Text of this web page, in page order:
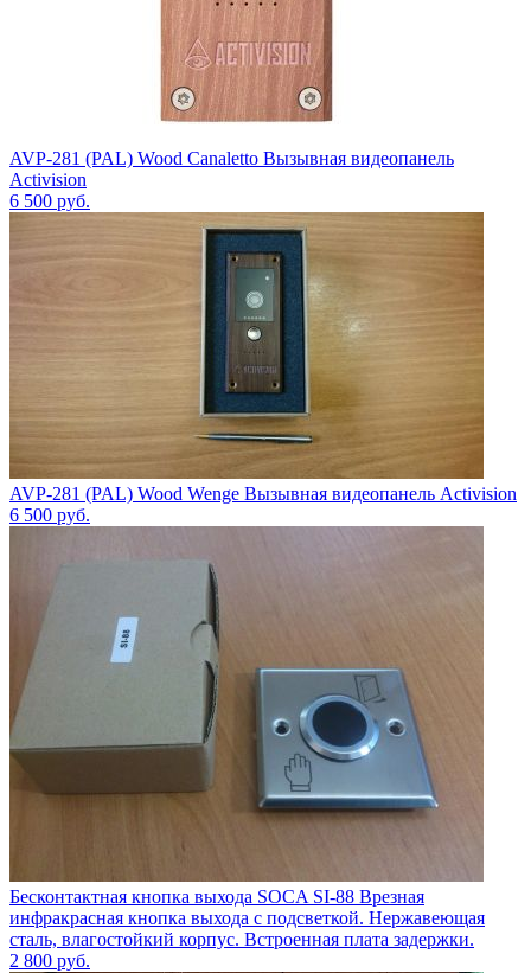
AVP-281 (PAL) Wood Canaletto Вызывная видеопанель
Activision
6 500 руб.
AVP-281 (PAL) Wood Wenge Вызывная видеопанель Activision
6 500 руб.
Бесконтактная кнопка выхода SOCA SI-88 Врезная
инфракрасная кнопка выхода с подсветкой. Нержавеющая
сталь, влагостойкий корпус. Встроенная плата задержки.
2 800 руб.